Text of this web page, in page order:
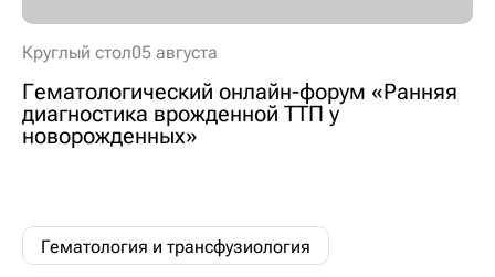
Круглый стол05 августа
Гематологический онлайн-форум «Ранняя
диагностика врожденной ТТП у
новорожденных»
Гематология и трансфузиология